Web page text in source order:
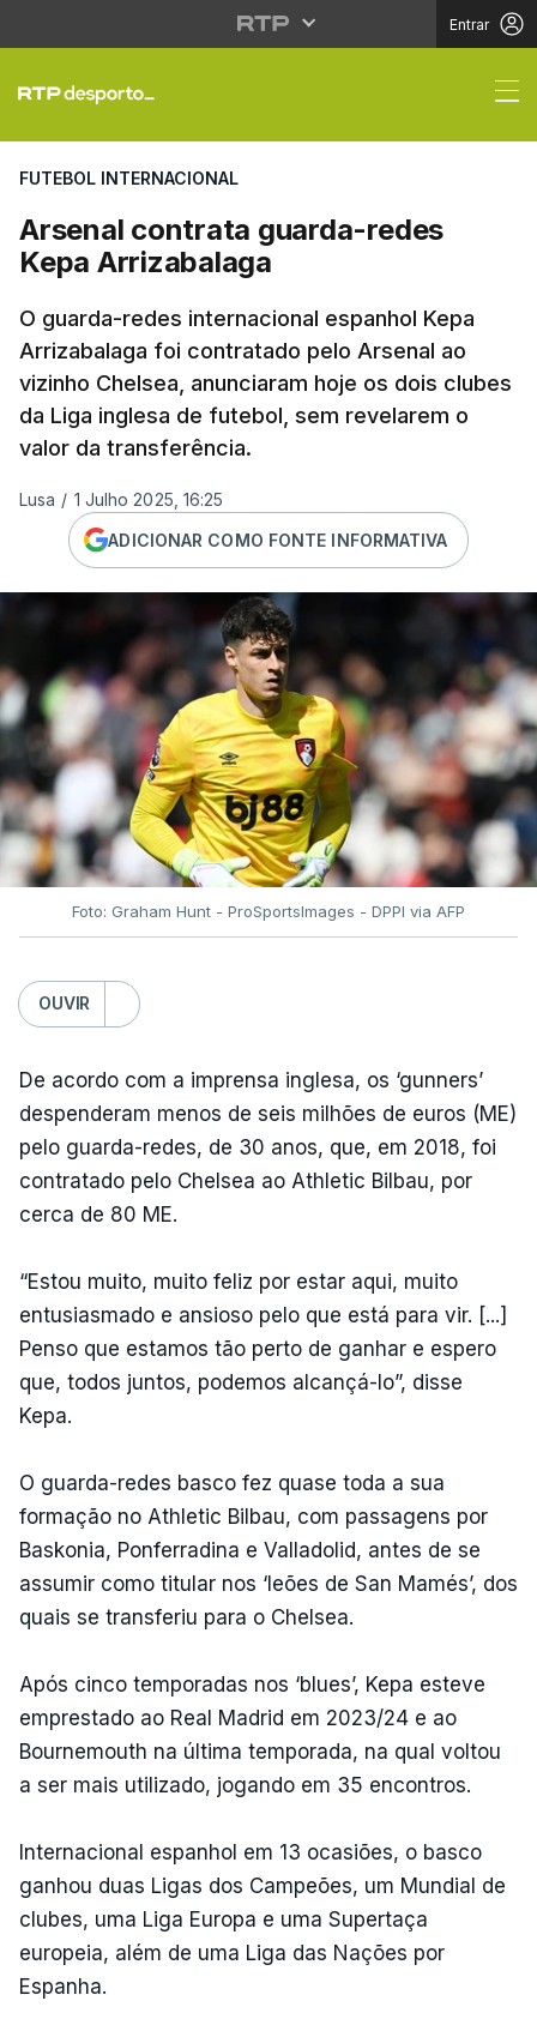
Entrar
Arsenal contrata
FUTEBOL INTERNACIONAL
Arsenal contrata guarda-redes
Kepa Arrizabalaga
O guarda-redes internacional espanhol Kepa
Arrizabalaga foi contratado pelo Arsenal ao
vizinho Chelsea, anunciaram hoje os dois clubes
da Liga inglesa de futebol, sem revelarem o
valor da transferência.
Lusa / 1 Julho 2025, 16:25
ADICIONAR COMO FONTE INFORMATIVA
Foto: Graham Hunt - ProSportsImages - DPPI via AFP
OUVIR
De acordo com a imprensa inglesa, os ‘gunners’
despenderam menos de seis milhões de euros (ME)
pelo guarda-redes, de 30 anos, que, em 2018, foi
contratado pelo Chelsea ao Athletic Bilbau, por
cerca de 80 ME.
“Estou muito, muito feliz por estar aqui, muito
entusiasmado e ansioso pelo que está para vir. [...]
Penso que estamos tão perto de ganhar e espero
que, todos juntos, podemos alcançá-lo”, disse
Kepa.
O guarda-redes basco fez quase toda a sua
formação no Athletic Bilbau, com passagens por
Baskonia, Ponferradina e Valladolid, antes de se
assumir como titular nos ‘leões de San Mamés’, dos
quais se transferiu para o Chelsea.
Após cinco temporadas nos ‘blues’, Kepa esteve
emprestado ao Real Madrid em 2023/24 e ao
Bournemouth na última temporada, na qual voltou
a ser mais utilizado, jogando em 35 encontros.
Internacional espanhol em 13 ocasiões, o basco
ganhou duas Ligas dos Campeões, um Mundial de
clubes, uma Liga Europa e uma Supertaça
europeia, além de uma Liga das Nações por
Espanha.